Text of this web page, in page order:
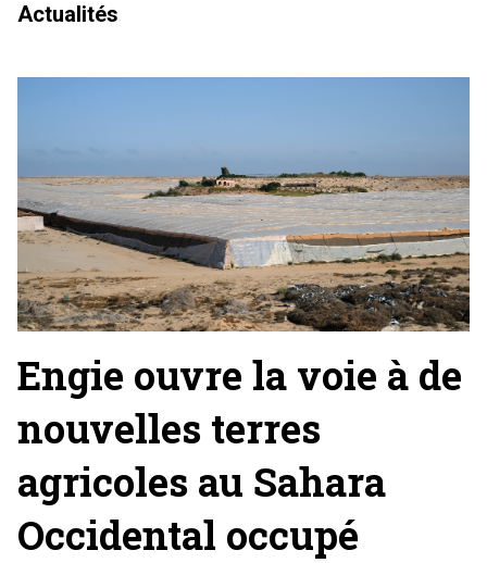
Actualités
Engie ouvre la voie à de
nouvelles terres
agricoles au Sahara
Occidental occupé